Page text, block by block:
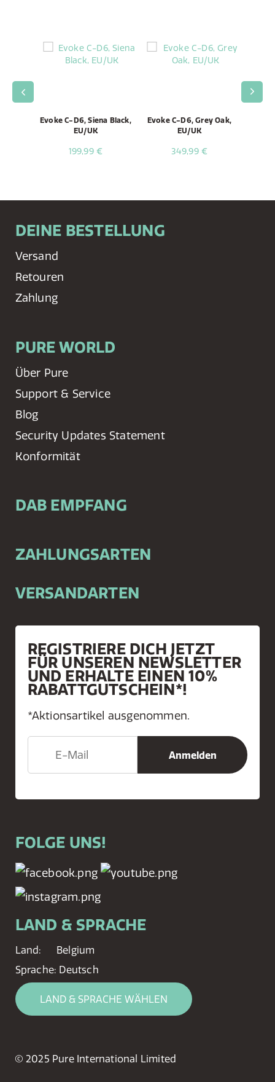
Evoke C-D6, Siena Black,
EU/UK
199,99 €
Evoke C-D6, Grey Oak,
EU/UK
349,99 €
DEINE BESTELLUNG
Versand
Retouren
Zahlung
PURE WORLD
Über Pure
Support & Service
Blog
Security Updates Statement
Konformität
DAB EMPFANG
ZAHLUNGSARTEN
VERSANDARTEN
REGISTRIERE DICH JETZT
FÜR UNSEREN NEWSLETTER
UND ERHALTE EINEN 10%
RABATTGUTSCHEIN*!
*Aktionsartikel ausgenommen.
FOLGE UNS!
LAND & SPRACHE
Land:
Belgium
Sprache: Deutsch
LAND & SPRACHE WÄHLEN
© 2025 Pure International Limited